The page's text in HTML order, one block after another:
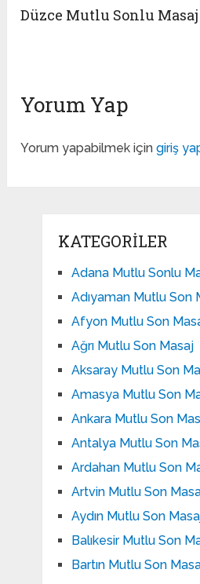
Düzce Mutlu Sonlu
Yorum Yap
Yorum yapabilmek içingiriş
KATEGORILER
Adana Mutlu Sonlu
Adıyaman Mutlu Son
Afyon Mutlu Son
Ağrı Mutlu Son Masaj
Aksaray Mutlu Son
Amasya Mutlu Son
Ankara Mutlu Son
Antalya Mutlu Son
Ardahan Mutlu Son
Artvin Mutlu Son
Aydın Mutlu Son
Balıkesir Mutlu Son
Bartın Mutlu Son